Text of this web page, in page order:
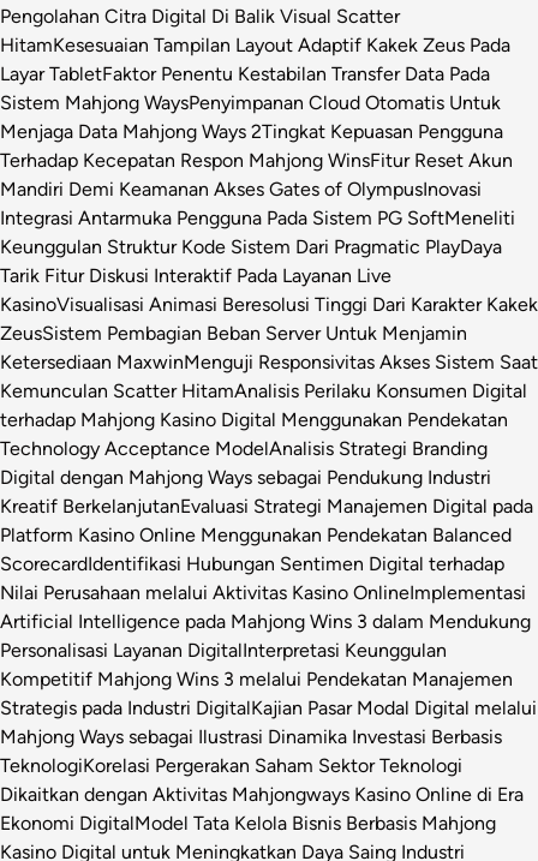
Pengolahan Citra Digital Di Balik Visual Scatter
HitamKesesuaian Tampilan Layout Adaptif Kakek Zeus Pada
Layar TabletFaktor Penentu Kestabilan Transfer Data Pada
Sistem Mahjong WaysPenyimpanan Cloud Otomatis Untuk
Menjaga Data Mahjong Ways 2Tingkat Kepuasan Pengguna
Terhadap Kecepatan Respon Mahjong WinsFitur Reset Akun
Mandiri Demi Keamanan Akses Gates of OlympusInovasi
Integrasi Antarmuka Pengguna Pada Sistem PG SoftMeneliti
Keunggulan Struktur Kode Sistem Dari Pragmatic PlayDaya
Tarik Fitur Diskusi Interaktif Pada Layanan Live
KasinoVisualisasi Animasi Beresolusi Tinggi Dari Karakter Kakek
ZeusSistem Pembagian Beban Server Untuk Menjamin
Ketersediaan MaxwinMenguji Responsivitas Akses Sistem Saat
Kemunculan Scatter HitamAnalisis Perilaku Konsumen Digital
terhadap Mahjong Kasino Digital Menggunakan Pendekatan
Technology Acceptance ModelAnalisis Strategi Branding
Digital dengan Mahjong Ways sebagai Pendukung Industri
Kreatif BerkelanjutanEvaluasi Strategi Manajemen Digital pada
Platform Kasino Online Menggunakan Pendekatan Balanced
ScorecardIdentifikasi Hubungan Sentimen Digital terhadap
Nilai Perusahaan melalui Aktivitas Kasino OnlineImplementasi
Artificial Intelligence pada Mahjong Wins 3 dalam Mendukung
Personalisasi Layanan DigitalInterpretasi Keunggulan
Kompetitif Mahjong Wins 3 melalui Pendekatan Manajemen
Strategis pada Industri DigitalKajian Pasar Modal Digital melalui
Mahjong Ways sebagai Ilustrasi Dinamika Investasi Berbasis
TeknologiKorelasi Pergerakan Saham Sektor Teknologi
Dikaitkan dengan Aktivitas Mahjongways Kasino Online di Era
Ekonomi DigitalModel Tata Kelola Bisnis Berbasis Mahjong
Kasino Digital untuk Meningkatkan Daya Saing Industri